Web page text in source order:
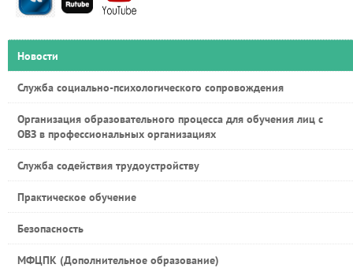
Новости
Служба социально-психологического сопровождения
Организация образовательного процесса для обучения лиц с
ОВЗ в профессиональных организациях
Служба содействия трудоустройству
Практическое обучение
Безопасность
МФЦПК (Дополнительное образование)